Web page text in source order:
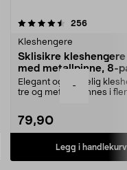
-
256
Kleshengere
Sklisikre
med metallpinne, 8-
Elegant og skikkelig
tre og metall – finnes i
79,90
Legg i handlekurv
4.5av 5 stjerner